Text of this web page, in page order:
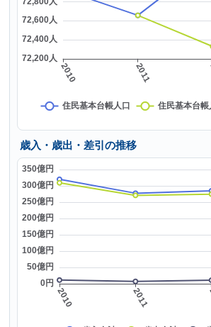
歳入・歳出・差引の推移